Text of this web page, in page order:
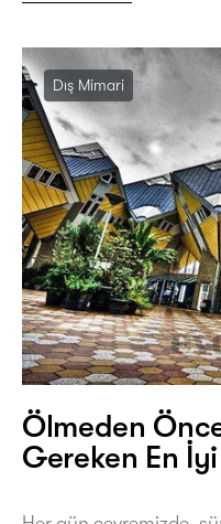
Dış Mimari
Ölmeden
Gereken En İyi